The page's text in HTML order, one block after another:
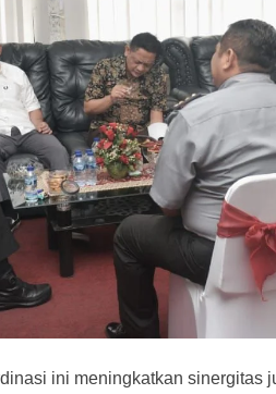
ini meningkatkan sinergitas